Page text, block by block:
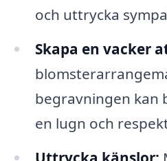
och uttrycka
Skapa en vacker
begravningen kan
en lugn och